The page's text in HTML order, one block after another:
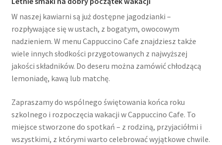
W naszej kawiarni są już dostępne jagodzianki –
rozpływające się w ustach, z bogatym, owocowym
nadzieniem. W menu Cappuccino Cafe znajdziesz także
wiele innych słodkości przygotowanych z najwyższej
jakości składników. Do deseru można zamówić chłodzącą
lemoniadę, kawą lub matchę.
Zapraszamy do wspólnego świętowania końca roku
szkolnego i rozpoczęcia wakacji w Cappuccino Cafe. To
miejsce stworzone do spotkań – z rodziną, przyjaciółmi i
wszystkimi, z którymi warto celebrować wyjątkowe chwile.